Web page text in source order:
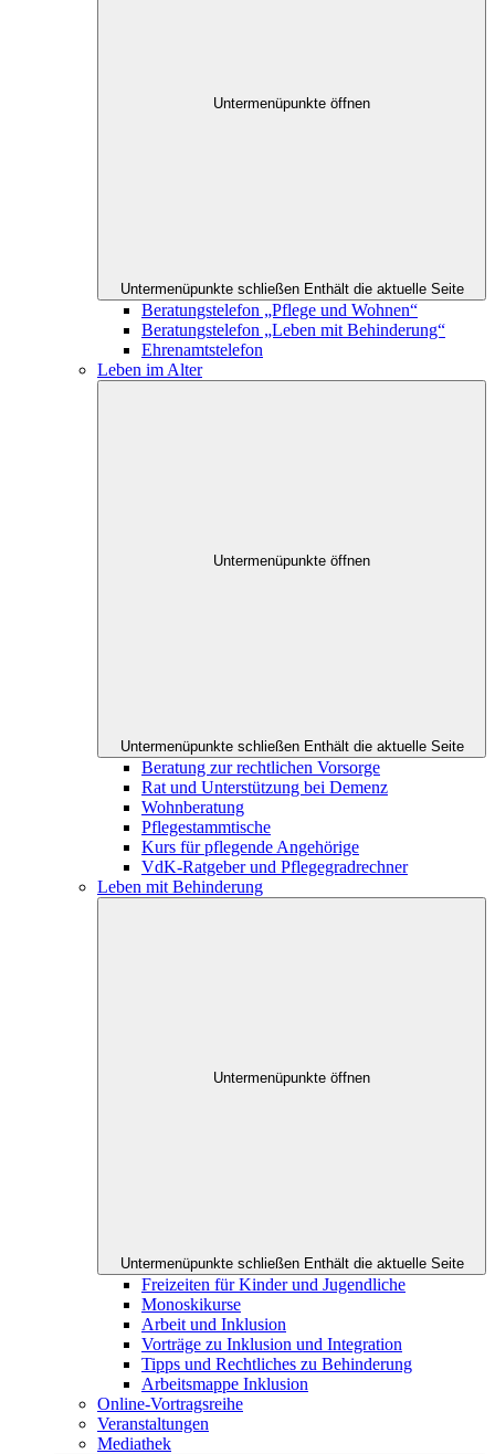
Untermenüpunkte öffnen
Untermenüpunkte schließen Enthält die aktuelle Seite
Beratungstelefon „Pflege und Wohnen“
Beratungstelefon „Leben mit Behinderung“
Ehrenamtstelefon
Leben im Alter
Untermenüpunkte öffnen
Untermenüpunkte schließen Enthält die aktuelle Seite
Beratung zur rechtlichen Vorsorge
Rat und Unterstützung bei Demenz
Wohnberatung
Pflegestammtische
Kurs für pflegende Angehörige
VdK-Ratgeber und Pflegegradrechner
Leben mit Behinderung
Untermenüpunkte öffnen
Untermenüpunkte schließen Enthält die aktuelle Seite
Freizeiten für Kinder und Jugendliche
Monoskikurse
Arbeit und Inklusion
Vorträge zu Inklusion und Integration
Tipps und Rechtliches zu Behinderung
Arbeitsmappe Inklusion
Online-Vortragsreihe
Veranstaltungen
Mediathek